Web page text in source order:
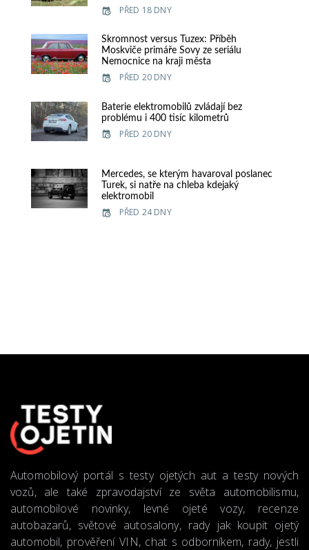
PŘED 18 DNY
Skromnost versus Tuzex: Příběh
Moskviče primáře Sovy ze seriálu
Nemocnice na kraji města
PŘED 20 DNY
Baterie elektromobilů zvládají bez
problému i 400 tisíc kilometrů
PŘED 20 DNY
Mercedes, se kterým havaroval poslanec
Turek, si natře na chleba kdejaký
elektromobil
PŘED 24 DNY
Automobilový portál s testy ojetých aut a testy nových
vozů, ale také zpravodajství ze světa automobilismu,
automobilové novinky, levné ojeté vozy, recenze
autobazarů, světové autosalony, rady jak koupit ojetý
automobil, prověření VIN, chat s odborníkem, rady, jestli